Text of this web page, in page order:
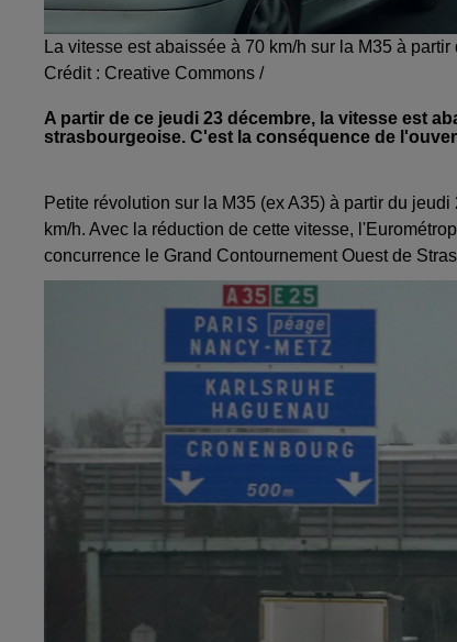
La vitesse est abaissée à 70 km/h sur la M35 à
Crédit : Creative Commons /
A partir de ce jeudi 23 décembre, la vitesse est
strasbourgeoise. C'est la conséquence de
Petite révolution sur la M35 (ex A35) à partir du
km/h. Avec la réduction de cette vitesse,
concurrence le Grand Contournement Ouest de